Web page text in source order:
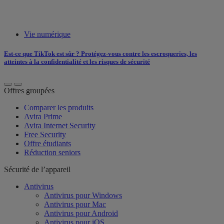
Vie numérique
Est-ce que TikTok est sûr ? Protégez-vous contre les escroqueries, les
atteintes à la confidentialité et les risques de sécurité
Offres groupées
Comparer les produits
Avira Prime
Avira Internet Security
Free Security
Offre étudiants
Réduction seniors
Sécurité de l’appareil
Antivirus
Antivirus pour Windows
Antivirus pour Mac
Antivirus pour Android
Antivirus pour iOS